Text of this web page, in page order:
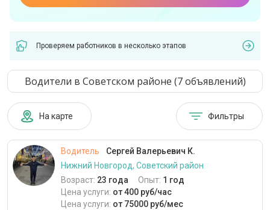
Проверяем работников в несколько этапов
Водители в Советском районе (7 объявлений)
На карте Фильтры
Водитель
Сергей Валерьевич К.
Нижний Новгород, Советский район
Возраст: 23 года Опыт: 1 год
Цена услуги: от 400 руб/час
Цена услуги: от 75000 руб/мес